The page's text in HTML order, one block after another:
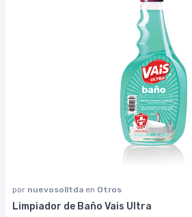
por nuevosolltda en Otros
Limpiador de Baño Vais Ultra